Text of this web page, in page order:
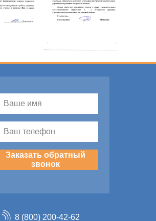
8 (800) 200-42-62
Заказать обратный
звонок